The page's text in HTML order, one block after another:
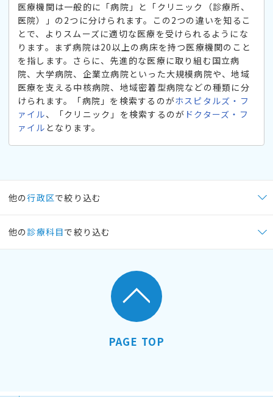
医療機関は一般的に「病院」と「クリニック（診療所、
医院）」の2つに分けられます。この2つの違いを知るこ
とで、よりスムーズに適切な医療を受けられるようにな
ります。まず病院は20以上の病床を持つ医療機関のこと
を指します。さらに、先進的な医療に取り組む国立病
院、大学病院、企業立病院といった大規模病院や、地域
医療を支える中核病院、地域密着型病院などの種類に分
けられます。「病院」を検索するのがホスピタルズ・フ
ァイル、「クリニック」を検索するのが ドクターズ・フ
ァイル となります。
他の行政区で絞り込む
他の 診療科目で絞り込む
PAGE TOP